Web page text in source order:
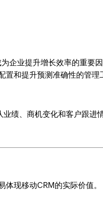
企业提升增长效率的重要因
置和提升预测准确性的管理
绩、商机变化和客户跟进
现移动CRM的实际价值。